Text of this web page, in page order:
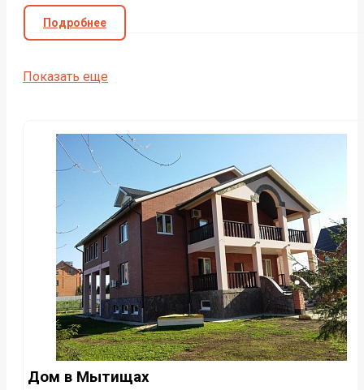
Подробнее
Показать еще
Дом в Мытищах